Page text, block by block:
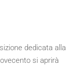
dedicata alla
si aprirà